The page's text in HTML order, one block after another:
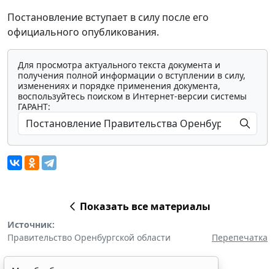
Постановление вступает в силу после его
официального опубликования.
Для просмотра актуального текста документа и
получения полной информации о вступлении в силу,
изменениях и порядке применения документа,
воспользуйтесь поиском в Интернет-версии системы
ГАРАНТ:
Показать все материалы
Источник:
Правительство Оренбургской области
Перепечатка